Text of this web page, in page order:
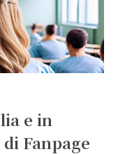
e in
Fanpage